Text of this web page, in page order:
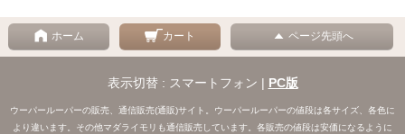
ホーム カート ページ先頭へ
表示切替 : スマートフォン | PC版
ウーパールーパーの販売、通信販売(通販)サイト。ウーパールーパーの値段は各サイズ、各色に
より違います。その他マダライモリも通信販売しています。各販売の値段は安価になるように